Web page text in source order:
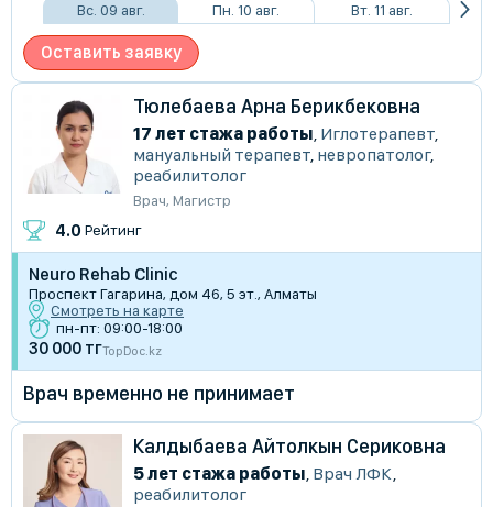
Вс. 09 авг. Пн. 10 авг. Вт. 11 авг.
Оставить заявку
Тюлебаева Арна Берикбековна
17 лет стажа работы, Иглотерапевт,
мануальный терапевт, невропатолог,
реабилитолог
Врач, Магистр
4.0 Рейтинг
Neuro Rehab Clinic
Проспект Гагарина, дом 46, 5 эт., Алматы
Смотреть на карте
пн-пт: 09:00-18:00
30 000 тгTopDoc.kz
Врач временно не принимает
Калдыбаева Айтолкын Сериковна
5 лет стажа работы, Врач ЛФК,
реабилитолог